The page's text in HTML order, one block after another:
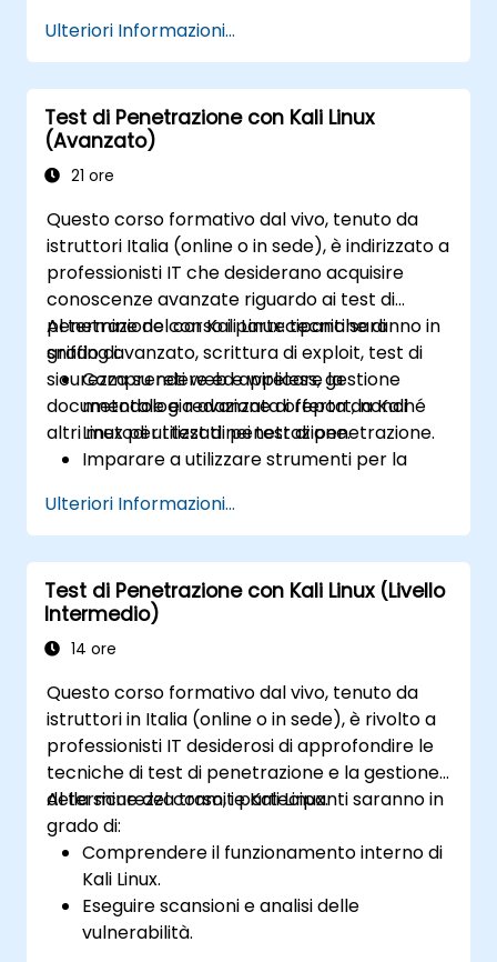
Ulteriori Informazioni...
Test di Penetrazione con Kali Linux
(Avanzato)
21 ore
Questo corso formativo dal vivo, tenuto da
istruttori Italia (online o in sede), è indirizzato a
professionisti IT che desiderano acquisire
conoscenze avanzate riguardo ai test di
penetrazione con Kali Linux: tecniche di
sniffing avanzato, scrittura di exploit, test di
sicurezza su reti web e wireless, gestione
documentale e redazione di report, nonché
altri metodi utilizzati nei test di penetrazione.
Al termine del corso i partecipanti saranno in
grado di:
Comprendere ed applicare la
metodologia avanzata offerta da Kali
Linux per i test di penetrazione.
Imparare a utilizzare strumenti per la
Gestire prove, raccolta dati e reportistica
grazie a Kali Linux.
Comprendere i meccanismi di
sfruttamento delle debolezze, gli attacchi
informatici e l’escalation dei privilegi.
Ulteriori Informazioni...
Test di Penetrazione con Kali Linux (Livello
Intermedio)
14 ore
Questo corso formativo dal vivo, tenuto da
istruttori in Italia (online o in sede), è rivolto a
professionisti IT desiderosi di approfondire le
tecniche di test di penetrazione e la gestione
della sicurezza tramite Kali Linux.
Al termine del corso, i partecipanti saranno in
grado di:
Comprendere il funzionamento interno di
Kali Linux.
Eseguire scansioni e analisi delle
vulnerabilità.